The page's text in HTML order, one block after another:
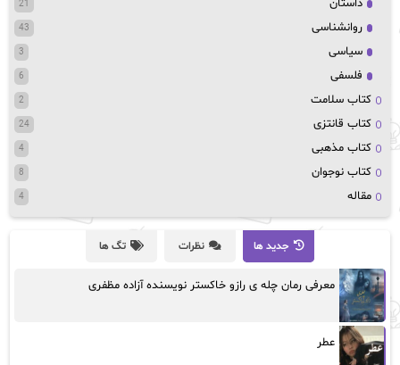
داستان 21
روانشناسی 43
سیاسی 3
فلسفی 6
کتاب سلامت 2
کتاب قانتزی 24
کتاب مذهبی 4
کتاب نوجوان 8
مقاله 4
جدید ها نظرات تگ ها
معرفی رمان چله ی رازو خاکستر نویسنده آزاده مظفری
عطر